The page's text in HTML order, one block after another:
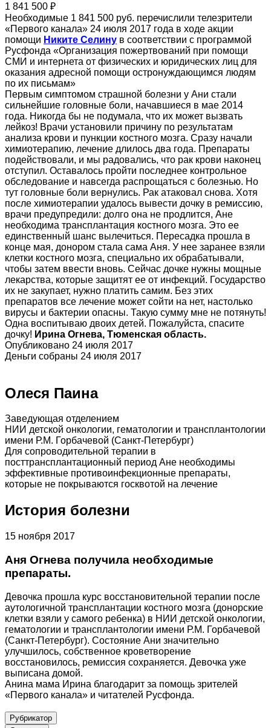
1 841 500 ₽
Необходимые 1 841 500 руб. перечислили телезрители
«Первого канала» 24 июля 2017 года в ходе акции
помощи Никите Селину в соответствии с программой
Русфонда «Организация пожертвований при помощи
СМИ и интернета от физических и юридических лиц для
оказания адресной помощи остронуждающимся людям
по их письмам»
Первым симптомом страшной болезни у Ани стали
сильнейшие головные боли, начавшиеся в мае 2014
года. Никогда бы не подумала, что их может вызвать
лейкоз! Врачи установили причину по результатам
анализа крови и пункции костного мозга. Сразу начали
химиотерапию, лечение длилось два года. Препараты
подействовали, и мы радовались, что рак крови наконец
отступил. Оставалось пройти последнее контрольное
обследование и навсегда распрощаться с болезнью. Но
тут головные боли вернулись. Рак атаковал снова. Хотя
после химиотерапии удалось вывести дочку в ремиссию,
врачи предупредили: долго она не продлится, Ане
необходима трансплантация костного мозга. Это ее
единственный шанс вылечиться. Пересадка прошла в
конце мая, донором стала сама Аня. У нее заранее взяли
клетки костного мозга, специально их обрабатывали,
чтобы затем ввести вновь. Сейчас дочке нужны мощные
лекарства, которые защитят ее от инфекций. Государство
их не закупает, нужно платить самим. Без этих
препаратов все лечение может сойти на нет, настолько
вирусы и бактерии опасны. Такую сумму мне не потянуть!
Одна воспитываю двоих детей. Пожалуйста, спасите
дочку! Ирина Огнева, Тюменская область.
Опубликовано 24 июля 2017
Деньги собраны 24 июля 2017
Олеся Паина
Заведующая отделением
НИИ детской онкологии, гематологии и трансплантологии
имени Р.М. Горбачевой (Санкт-Петербург)
Для сопроводительной терапии в
посттрансплантационный период Ане необходимы
эффективные противоинфекционные препараты,
которые не покрываются госквотой на лечение
История болезни
15 ноября 2017
Аня Огнева получила необходимые
препараты.
Девочка прошла курс восстановительной терапии после
аутологичной трансплантации костного мозга (донорские
клетки взяли у самого ребенка) в НИИ детской онкологии,
гематологии и трансплантологии имени Р.М. Горбачевой
(Санкт-Петербург). Состояние Ани значительно
улучшилось, собственное кроветворение
восстановилось, ремиссия сохраняется. Девочка уже
выписана домой.
Анина мама Ирина благодарит за помощь зрителей
«Первого канала» и читателей Русфонда.
Рубрикатор